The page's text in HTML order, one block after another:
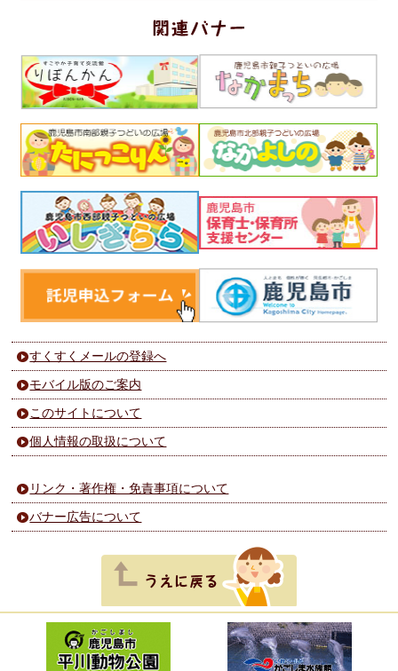
すくすくメールの登録へ
モバイル版のご案内
このサイトについて
個人情報の取扱について
リンク・著作権・免責事項について
バナー広告について